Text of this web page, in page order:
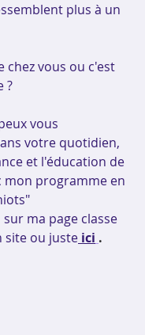
plus à un
chez vous ou c'est
?
vous
votre quotidien,
et l'éducation de
mon programme en
ma page classe
site ou juste ici .